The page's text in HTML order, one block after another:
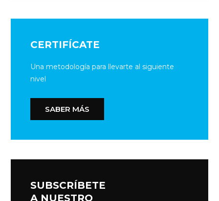
CERTIFÍCATE
Una metodología para llevarte al siguiente
nivel
SABER MÁS
SUBSCRÍBETE
A NUESTRO